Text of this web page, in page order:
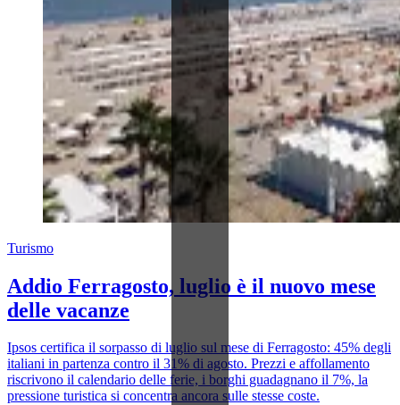
Turismo
Addio Ferragosto, luglio è il nuovo mese
delle vacanze
Ipsos certifica il sorpasso di luglio sul mese di Ferragosto: 45% degli
italiani in partenza contro il 31% di agosto. Prezzi e affollamento
riscrivono il calendario delle ferie, i borghi guadagnano il 7%, la
pressione turistica si concentra ancora sulle stesse coste.